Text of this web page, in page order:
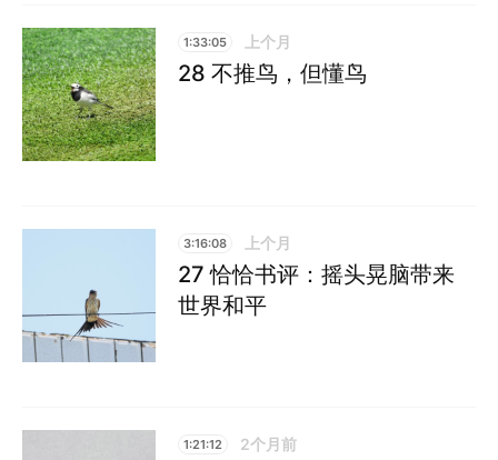
1:33:05 上个月
28 不推鸟，但懂鸟
3:16:08 上个月
27 恰恰书评：摇头晃脑带来
世界和平
1:21:12 2个月前